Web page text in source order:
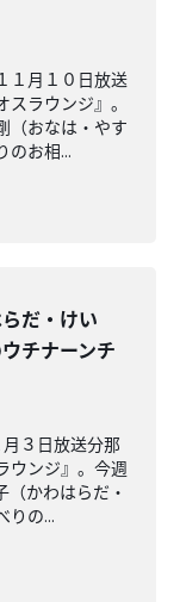
月１０日放送
ラウンジ』。
（おなは・やす
のお相...
だ・けい
チナーンチ
３日放送分那
ウンジ』。今週
かわはらだ・
りの...